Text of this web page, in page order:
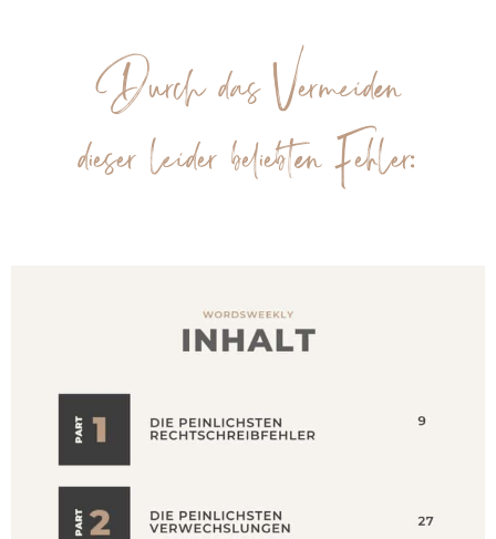
Durch das Vermeiden
dieser leider beliebten Fehler: